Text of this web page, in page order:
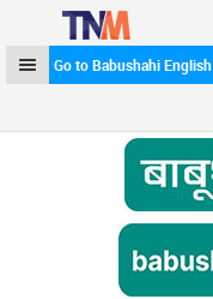
Go to Babushahi English